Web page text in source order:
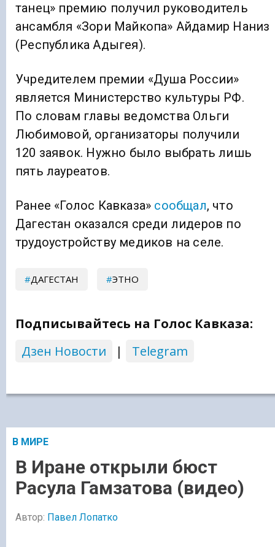
танец» премию получил руководитель
ансамбля «Зори Майкопа» Айдамир Наниз
(Республика Адыгея).
Учредителем премии «Душа России»
является Министерство культуры РФ.
По словам главы ведомства Ольги
Любимовой, организаторы получили
120 заявок. Нужно было выбрать лишь
пять лауреатов.
Ранее «Голос Кавказа» сообщал, что
Дагестан оказался среди лидеров по
трудоустройству медиков на селе.
ДАГЕСТАН ЭТНО
Подписывайтесь на Голос Кавказа:
Дзен Новости
| Telegram
В МИРЕ
В Иране открыли бюст
Расула Гамзатова (видео)
Автор: Павел Лопатко